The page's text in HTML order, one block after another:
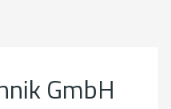
öffnenGmbH